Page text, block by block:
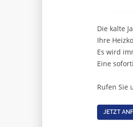
Die kalte
Ihre
Es wird
Eine
Rufen Sie
JETZT